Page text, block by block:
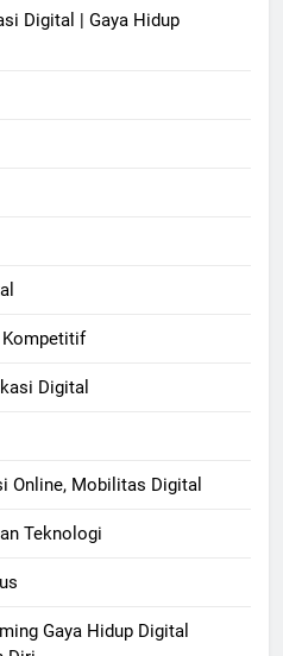
Digital | Gaya Hidup
Kompetitif
Digital
Online, Mobilitas Digital
Teknologi
Gaya Hidup Digital